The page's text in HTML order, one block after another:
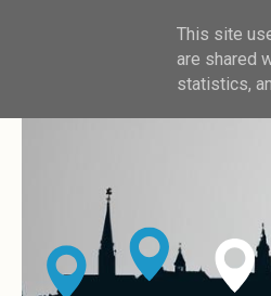
This site
are shared
statistics,